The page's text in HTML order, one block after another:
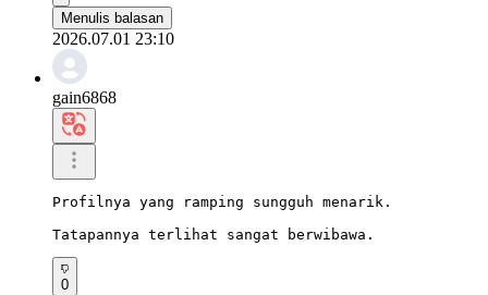
Menulis balasan
2026.07.01 23:10
gain6868
Profilnya yang ramping sungguh menarik.
Tatapannya terlihat sangat berwibawa.
0